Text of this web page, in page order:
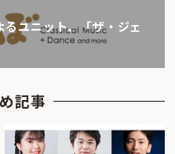
ユニット、「ザ・ジェ
記事